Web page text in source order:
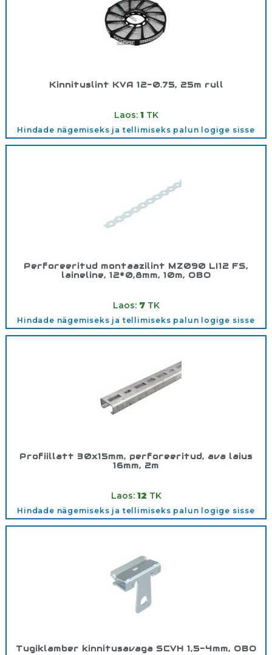
Kinnituslint KVA 12-0.75, 25m rull
Laos: 1TK
Hindade nägemiseks ja tellimiseks palun logige sisse
Perforeeritud montaazilint MZ090 LI12 FS,
laineline, 12*0,8mm, 10m, OBO
Laos: 7TK
Hindade nägemiseks ja tellimiseks palun logige sisse
Profiillatt 30x15mm, perforeeritud, ava laius
16mm, 2m
Laos: 12 TK
Hindade nägemiseks ja tellimiseks palun logige sisse
Tugiklamber kinnitusavaga SCVH 1,5-4mm, OBO